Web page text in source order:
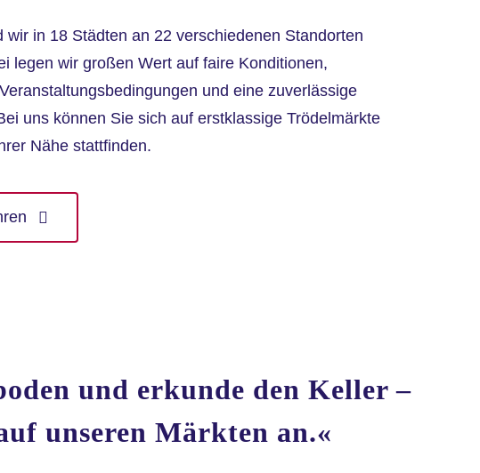
wir in 18 Städten an 22 verschiedenen Standorten
legen wir großen Wert auf faire Konditionen,
und eine zuverlässige
uns können Sie sich auf erstklassige Trödelmärkte
Nähe stattfinden.
und erkunde den Keller –
unseren Märkten an.«